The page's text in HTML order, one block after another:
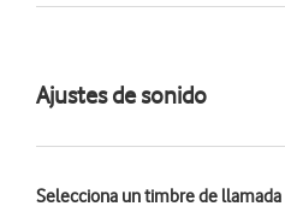
Ajustes de sonido
Selecciona un timbre de llamada